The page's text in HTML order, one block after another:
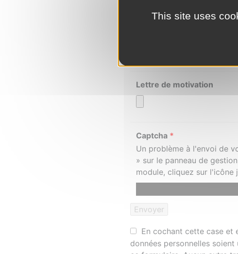
Lettre de motivation
Captcha *
Un problème à l'envoi de
» sur le panneau de
module, cliquez sur l'icône
En cochant cette case et
données personnelles
This site uses